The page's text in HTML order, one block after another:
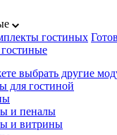
гостиных
выбрать другие
для гостиной
и пеналы
и витрины